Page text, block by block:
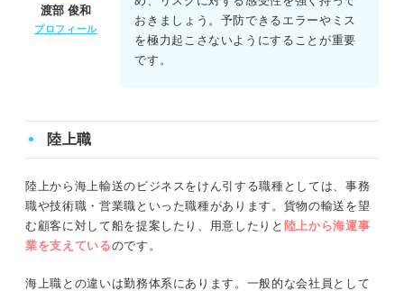
渡部 俊和
プロフィール
おきましょう。予防できるエラーやミス
を極力起こさないようにすることが重要
です。
陸上職
陸上から海上輸送のビジネスをけん引する職種としては、事務
職や技術職・営業職といった職種があります。貨物の輸送を望
む顧客に対して船を提案したり、用意したりと 陸上から海運事
業を支えているのです。
海上職との違いは勤務体系にあります。一般的な会社員として